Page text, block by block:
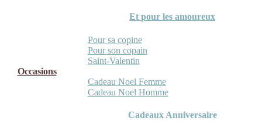
Et pour les amoureux
Pour sa copine
Pour son copain
Saint-Valentin
Occasions
Cadeau Noel Femme
Cadeau Noel Homme
Cadeaux Anniversaire